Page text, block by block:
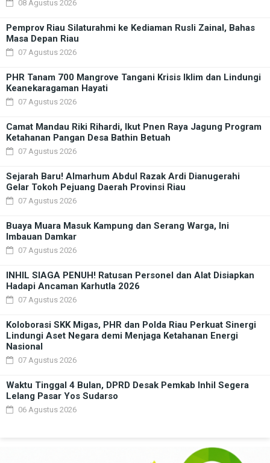
08 Agustus 2026
Pemprov Riau Silaturahmi ke Kediaman Rusli Zainal, Bahas
Masa Depan Riau
07 Agustus 2026
PHR Tanam 700 Mangrove Tangani Krisis Iklim dan Lindungi
Keanekaragaman Hayati
07 Agustus 2026
Camat Mandau Riki Rihardi, Ikut Pnen Raya Jagung Program
Ketahanan Pangan Desa Bathin Betuah
07 Agustus 2026
Sejarah Baru! Almarhum Abdul Razak Ardi Dianugerahi
Gelar Tokoh Pejuang Daerah Provinsi Riau
07 Agustus 2026
Buaya Muara Masuk Kampung dan Serang Warga, Ini
Imbauan Damkar
07 Agustus 2026
INHIL SIAGA PENUH! Ratusan Personel dan Alat Disiapkan
Hadapi Ancaman Karhutla 2026
07 Agustus 2026
Koloborasi SKK Migas, PHR dan Polda Riau Perkuat Sinergi
Lindungi Aset Negara demi Menjaga Ketahanan Energi
Nasional
07 Agustus 2026
Waktu Tinggal 4 Bulan, DPRD Desak Pemkab Inhil Segera
Lelang Pasar Yos Sudarso
06 Agustus 2026